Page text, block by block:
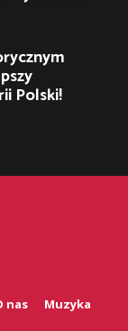
Polski!
nas Muzyka